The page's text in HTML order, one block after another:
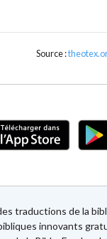
Source :
traductions de la
innovants